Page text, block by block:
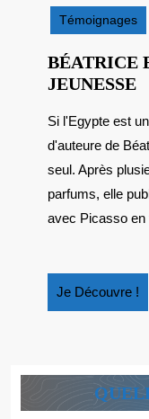
2014
Témoignages
BÉATRICE
JEUNESSE
Si l'Egypte est un fil conducteur dans la carrière
d'auteure de
seul. Après
parfums, elle
avec Picasso en
Je Découvre !